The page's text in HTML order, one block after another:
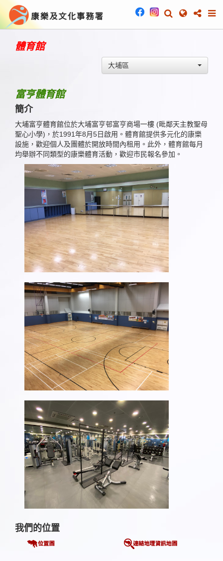
體育館
大埔區
富亨體育館
簡介
大埔富亨體育館位於大埔富亨邨富亨商場一樓 (毗鄰天主教聖母
聖心小學)，於1991年8月5日啟用。體育館提供多元化的康樂
設施，歡迎個人及團體於開放時間內租用。此外，體育館每月
均舉辦不同類型的康樂體育活動，歡迎市民報名參加。
我們的位置